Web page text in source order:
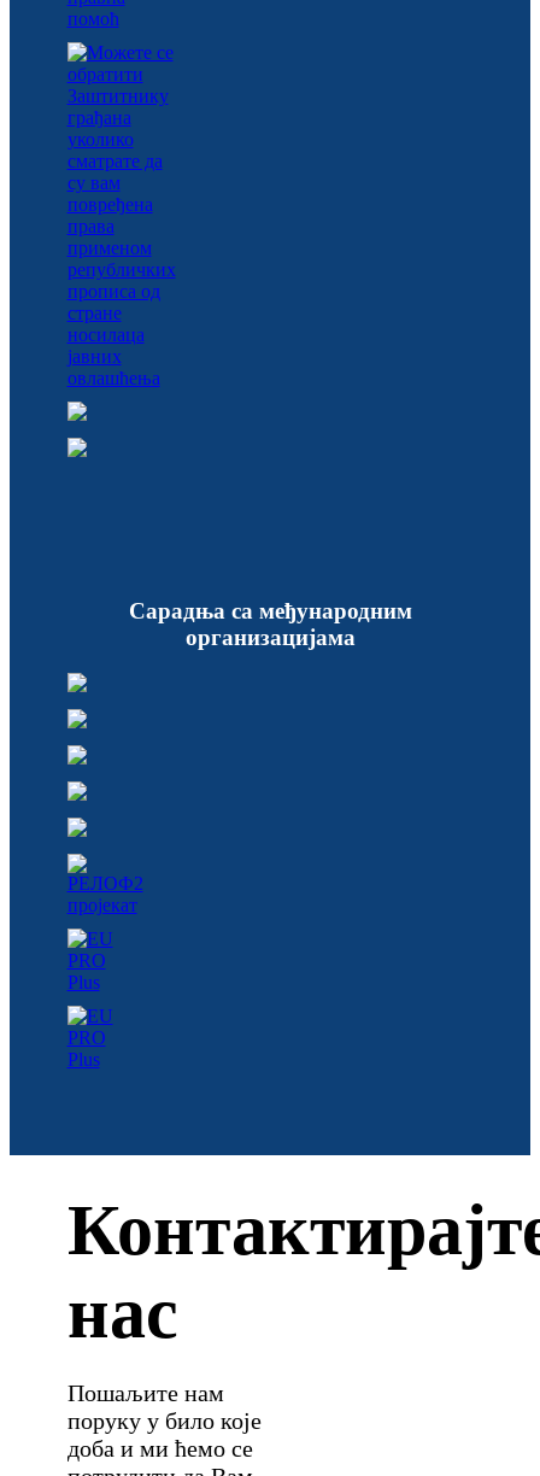
Сарадња са међународним
организацијама
нас
Пошаљите нам
поруку у било које
доба и ми ћемо се